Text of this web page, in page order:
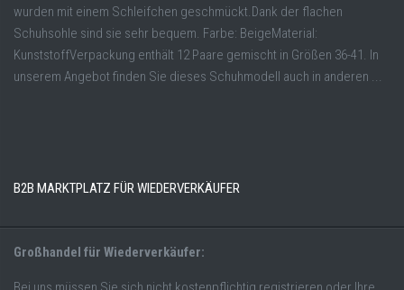
wurden mit einem Schleifchen geschmückt.Dank der flachen
Schuhsohle sind sie sehr bequem. Farbe: BeigeMaterial:
KunststoffVerpackung enthält 12 Paare gemischt in Größen 36-41. In
unserem Angebot finden Sie dieses Schuhmodell auch in anderen ...
B2B MARKTPLATZ FÜR WIEDERVERKÄUFER
Großhandel für Wiederverkäufer: